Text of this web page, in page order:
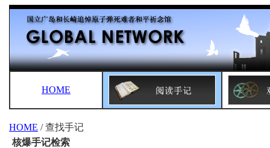
HOME
HOME / 查找手记
核爆手记检索